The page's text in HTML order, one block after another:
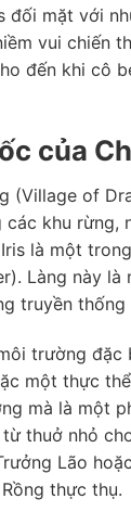
đối mặt với
vui chiến
đến khi cô
của
(Village of
khu rừng,
là một
Làng này là
truyền
trường
một thực
mà là một
thuở nhỏ
Lão
thực thụ.